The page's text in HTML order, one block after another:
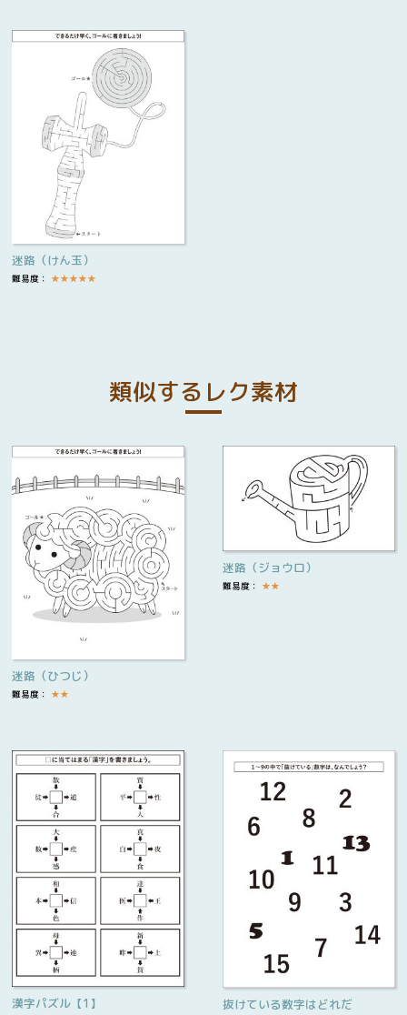
迷路（けん玉）
難易度： ★★★★★
類似するレク素材
迷路（ひつじ）
難易度： ★★
迷路（ジョウロ）
難易度： ★★
漢字パズル【1】 抜けている数字はどれだ